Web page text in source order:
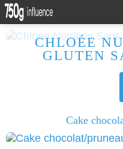
CHLOÉE
GLUTEN
Cake